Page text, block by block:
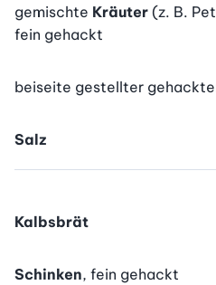
gemischte Kräuter (z. B.
fein gehackt
beiseite gestellter
Salz
Kalbsbrät
Schinken, fein gehackt